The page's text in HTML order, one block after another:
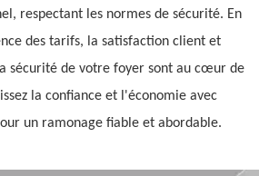
respectant les normes de sécurité. En
des tarifs, la satisfaction client et
sécurité de votre foyer sont au cœur de
la confiance et l'économie avec
un ramonage fiable et abordable.